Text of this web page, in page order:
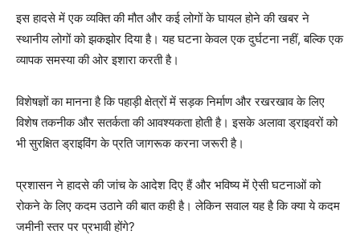
इस हादसे में एक व्यक्ति की मौत और कई लोगों के घायल होने की खबर ने
स्थानीय लोगों को झकझोर दिया है। यह घटना केवल एक दुर्घटना नहीं, बल्कि एक
व्यापक समस्या की ओर इशारा करती है।
विशेषज्ञों का मानना है कि पहाड़ी क्षेत्रों में सड़क निर्माण और रखरखाव के लिए
विशेष तकनीक और सतर्कता की आवश्यकता होती है। इसके अलावा ड्राइवरों को
भी सुरक्षित ड्राइविंग के प्रति जागरूक करना जरूरी है।
प्रशासन ने हादसे की जांच के आदेश दिए हैं और भविष्य में ऐसी घटनाओं को
रोकने के लिए कदम उठाने की बात कही है। लेकिन सवाल यह है कि क्या ये कदम
जमीनी स्तर पर प्रभावी होंगे?